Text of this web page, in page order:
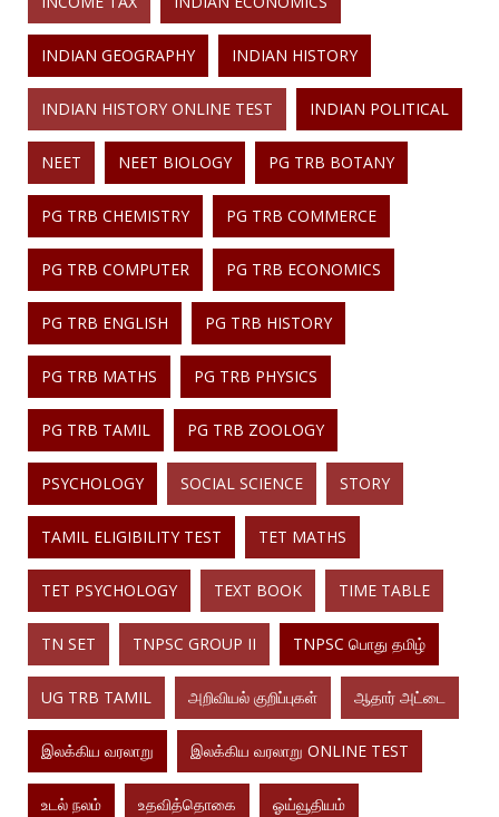
INDIAN GEOGRAPHY INDIAN HISTORY
INDIAN HISTORY ONLINE TEST INDIAN POLITICAL
NEET NEET BIOLOGY PG TRB BOTANY
PG TRB CHEMISTRY PG TRB COMMERCE
PG TRB COMPUTER PG TRB ECONOMICS
PG TRB ENGLISH PG TRB HISTORY
PG TRB MATHS PG TRB PHYSICS
PG TRB TAMIL PG TRB ZOOLOGY
PSYCHOLOGY SOCIAL SCIENCE STORY
TAMIL ELIGIBILITY TEST TET MATHS
TET PSYCHOLOGY TEXT BOOK TIME TABLE
TN SET TNPSC GROUP II TNPSC பொது தமிழ்
UG TRB TAMIL அறிவியல் குறிப்புகள் ஆதார் அட்டை
இலக்கிய வரலாறு இலக்கிய வரலாறு ONLINE TEST
உடல் நலம் உதவித்தொகை ஓய்வூதியம்